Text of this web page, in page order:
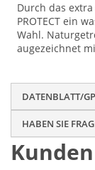
Durch das
PROTECT ein
Wahl.
augezeichnet
DATENBLATT/
HABEN SIE